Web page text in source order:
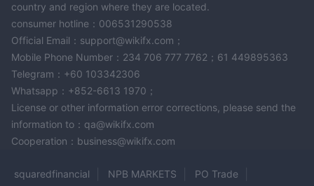
country and region where they are located.
consumer hotline：006531290538
Official Email：support@wikifx.com；
Mobile Phone Number：234 706 777 7762；61 449895363
Telegram：+60 103342306
Whatsapp：+852-6613 1970；
License or other information error corrections, please send the
information to：qa@wikifx.com
Cooperation：business@wikifx.com
squaredfinancial NPB MARKETS PO Trade